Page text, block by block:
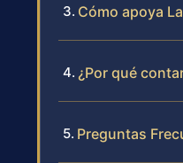
Cómo apoya
¿Por qué
Preguntas